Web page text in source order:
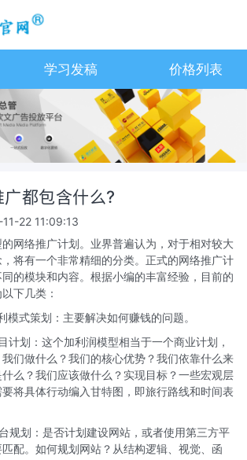
学习发稿 价格列表
都包含什么?
22 11:09:13
网络推广计划。业界普遍认为，对于相对较大
将有一个非常精细的分类。正式的网络推广计
的模块和内容。根据小编的丰富经验，目前的
下几类：
式策划：主要解决如何赚钱的问题。
划：这个加利润模型相当于一个商业计划，
们做什么？我们的核心优势？我们依靠什么来
么？我们应该做什么？实现目标？一些宏观层
将具体行动编入甘特图，即旅行路线和时间表
划：是否计划建设网站，或者使用第三方平
配。如何规划网站？从结构逻辑、视觉、函